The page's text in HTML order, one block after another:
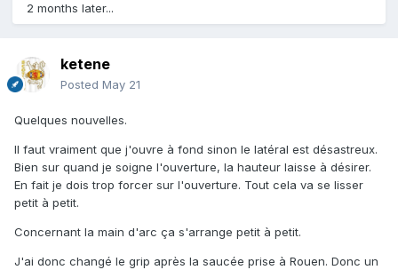
2 months later...
ketene
Posted May 21
Quelques nouvelles.
Il faut vraiment que j'ouvre à fond sinon le latéral est désastreux.
Bien sur quand je soigne l'ouverture, la hauteur laisse à désirer.
En fait je dois trop forcer sur l'ouverture. Tout cela va se lisser
petit à petit.
Concernant la main d'arc ça s'arrange petit à petit.
J'ai donc changé le grip après la saucée prise à Rouen. Donc un